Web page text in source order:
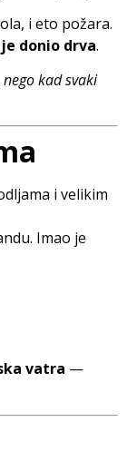
i eto požara.
donio drva.
kad svaki
i velikim
Imao je
vatra —